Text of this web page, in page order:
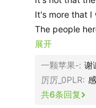
能用精准的
人生远比电
还未遇到任
It's more that I
The people
And the light,
I started to
and I found I
展开
一颗苹果-: 谢
厉厉_0PLR:
共6条回复